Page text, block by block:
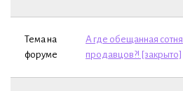
Тема на
форуме
А где обещанная сотня
продавцов?! [закрыто]